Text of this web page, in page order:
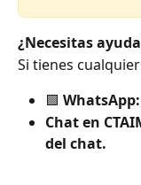
¿Necesitas
Si tienes
🟩 WhatsApp:
Chat en
del chat.